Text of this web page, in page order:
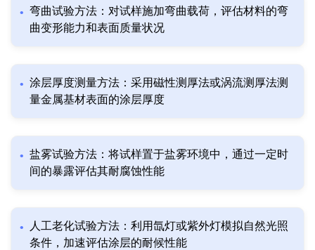
弯曲试验方法：对试样施加弯曲载荷，评估材料的弯
曲变形能力和表面质量状况
涂层厚度测量方法：采用磁性测厚法或涡流测厚法测
量金属基材表面的涂层厚度
盐雾试验方法：将试样置于盐雾环境中，通过一定时
间的暴露评估其耐腐蚀性能
人工老化试验方法：利用氙灯或紫外灯模拟自然光照
条件，加速评估涂层的耐候性能